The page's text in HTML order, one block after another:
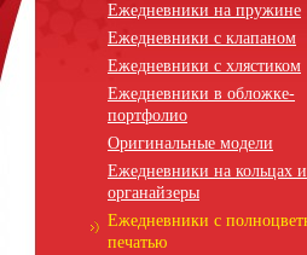
Ежедневники на пружине
Ежедневники с клапаном
Ежедневники с хлястиком
Ежедневники в обложке-
портфолио
Оригинальные модели
Ежедневники на кольцах и
органайзеры
Ежедневники с
печатью